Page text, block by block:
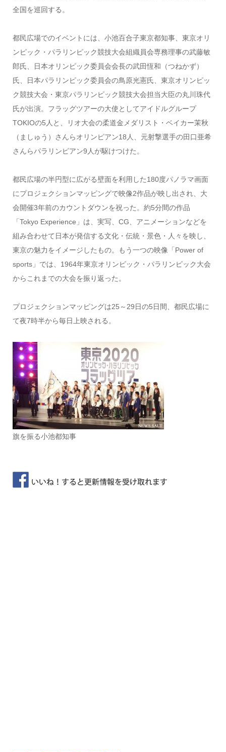
全国を巡回する。
都民広場でのイベントには、小池百合子東京都知事、東京オリ
ンピック・パラリンピック競技大会組織員会専務理事の武藤敏
郎氏、日本オリンピック委員会会長の武田恆和（つねかず）
氏、日本パラリンピック委員会の鳥原光憲氏、東京オリンピッ
ク競技大会・東京パラリンピック競技大会担当大臣の丸川珠代
氏が出演。フラッグツアーの大使としてアイドルグループ
TOKIOの5人と、リオ大会の柔道金メダリスト・ベイカー茉秋
（ましゅう）さんらオリンピアン18人、元射撃選手の田口亜希
さんらパラリンピアン9人が駆けつけた。
都民広場の半円型に広がる壁面を利用した180度パノラマ画面
にプロジェクションマッピングで映像2作品が映し出され、大
会開催3年前のカウントダウンを祝った。約5分間の作品
「Tokyo Experience」は、実写、CG、アニメーションなどを
組み合わせて日本が発信する文化・伝統・景色・人々を映し、
東京の魅力をイメージしたもの。もう一つの映像「Power of
sports」では、1964年東京オリンピック・パラリンピック大会
からこれまでの大会を振り返った。
プロジェクションマッピングは25～29日の5日間、都民広場に
て夜7時半から毎日上映される。
旗を振る小池都知事